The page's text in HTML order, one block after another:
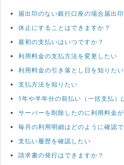
届出印のない銀行口座の場合届出
休止にすることはできますか？
最初の支払いはいつですか？
利用料金の支払方法を変更したい
利用料金の引き落とし日を知りたい
支払方法を知りたい
1年や半年分の前払い（一括支払）
サーバーを削除したのに利用料金
毎月の利用明細はどのように確認
支払い履歴を確認したい
請求書の発行はできますか？